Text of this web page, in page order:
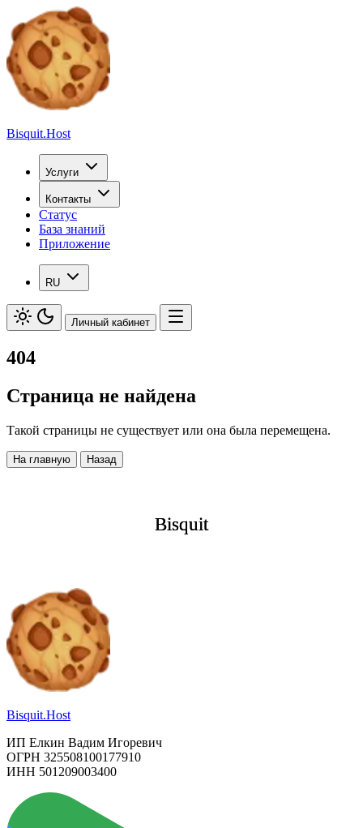
Bisquit.Host
Услуги
Контакты
Статус
База знаний
Приложение
RU
Личный кабинет
404
Страница не найдена
Такой страницы не существует или она была перемещена.
На главную Назад
Bisquit
Bisquit
Bisquit
Bisquit.Host
ИП Елкин Вадим Игоревич
ОГРН 325508100177910
ИНН 501209003400